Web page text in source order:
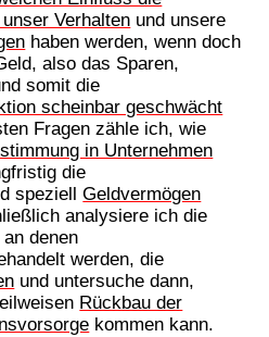
Verhalten und unsere
haben werden, wenn doch
also das Sparen,
somit die
scheinbar geschwächt
Fragen zähle ich, wie
in Unternehmen
die
speziellGeldvermögen
analysiere ich die
an denen
werden, die
und untersuche dann,
Rückbau der
kommen kann.